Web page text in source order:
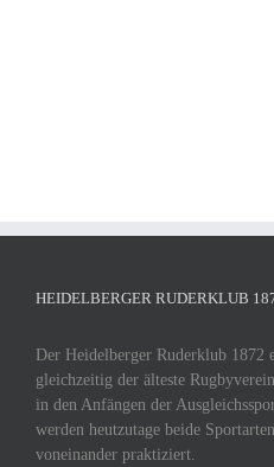
HEIDELBERGER RUDERKLUB
Der Heidelberger Ruderklub 1872
gleichzeitig der älteste
in den Anfängen der
werden heutzutage beide
voneinander praktiziert.